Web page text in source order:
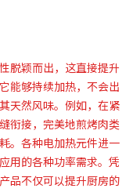
脱颖而出，这直接提升
能够持续加热，不会出
天然风味。例如，在紧
衔接，完美地煎烤肉类
。各种电加热元件进一
用的各种功率需求。凭
品不仅可以提升厨房的